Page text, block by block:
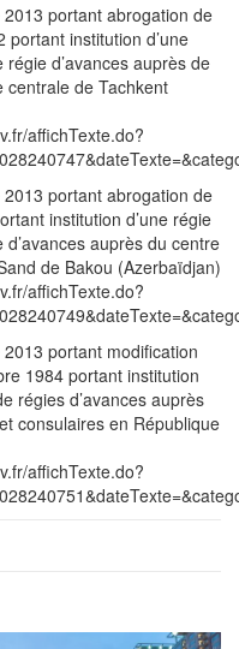
portant abrogation de
portant institution d’une
régie d’avances auprès de
centrale de Tachkent
affichTexte.do?
portant abrogation de
institution d’une régie
auprès du centre
de Bakou (Azerbaïdjan)
affichTexte.do?
portant modification
1984 portant institution
régies d’avances auprès
consulaires en République
affichTexte.do?